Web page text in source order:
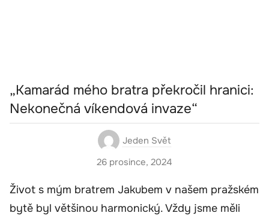
„Kamarád mého bratra překročil hranici:
Nekonečná víkendová invaze“
Jeden Svět
26 prosince, 2024
Život s mým bratrem Jakubem v našem pražském
bytě byl většinou harmonický. Vždy jsme měli